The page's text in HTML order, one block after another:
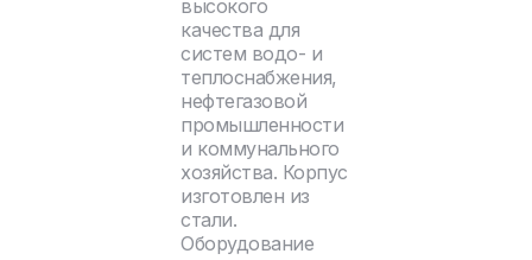
высокого
качества для
систем водо- и
теплоснабжения,
нефтегазовой
промышленности
и коммунального
хозяйства. Корпус
изготовлен из
стали.
Оборудование